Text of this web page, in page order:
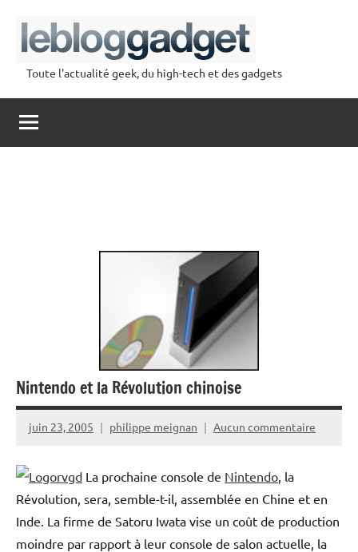
contenu
lebloggadget
Toute l'actualité geek, du high-tech et des gadgets
Nintendo et la Révolution chinoise
juin 23, 2005 philippe meignan Aucun commentaire
La prochaine console de Nintendo , la
Révolution, sera, semble-t-il, assemblée en Chine et en
Inde. La firme de Satoru Iwata vise un coût de production
moindre par rapport à leur console de salon actuelle, la